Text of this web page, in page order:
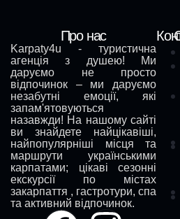
Про нас
Karpaty4u - туристична
агенція з душею! Ми
даруємо не просто
відпочинок – ми даруємо
незабутні емоції, які
запам'ятовуються
назавжди! На нашому сайті
ви знайдете найцікавіші,
найпопулярніші місця та
маршрути українськими
карпатами; цікаві сезонні
екскурсії по містах
закарпаття , гастротури, спа
та активний відпочинок.